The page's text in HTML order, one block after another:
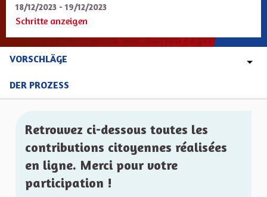
18/12/2023 - 19/12/2023
Schritte anzeigen
VORSCHLÄGE
DER PROZESS
Retrouvez ci-dessous toutes les
contributions citoyennes réalisées
en ligne. Merci pour votre
participation !